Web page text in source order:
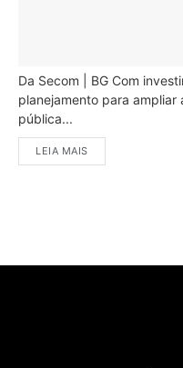
Da Secom | BG Com
planejamento para
pública...
LEIA MAIS